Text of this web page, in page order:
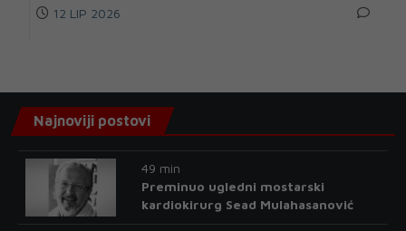
12 LIP 2026
Najnoviji postovi
49 min
Preminuo ugledni mostarski
kardiokirurg Sead Mulahasanović